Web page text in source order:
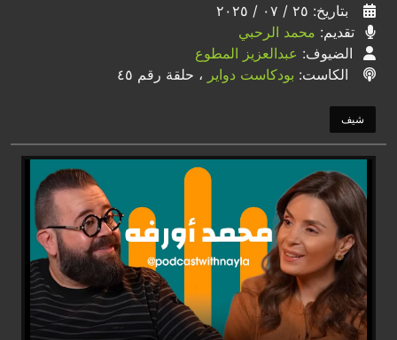
بتاريخ: ٢٥ / ٠٧ / ٢٠٢٥
تقديم: محمد الرحبي
الضيوف: عبدالعزيز المطوع
الكاست: بودكاست دواير ، حلقة رقم ٤٥
شيف